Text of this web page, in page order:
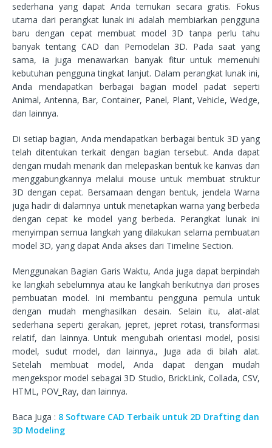
sederhana yang dapat Anda temukan secara gratis. Fokus
utama dari perangkat lunak ini adalah membiarkan pengguna
baru dengan cepat membuat model 3D tanpa perlu tahu
banyak tentang CAD dan Pemodelan 3D. Pada saat yang
sama, ia juga menawarkan banyak fitur untuk memenuhi
kebutuhan pengguna tingkat lanjut. Dalam perangkat lunak ini,
Anda mendapatkan berbagai bagian model padat seperti
Animal, Antenna, Bar, Container, Panel, Plant, Vehicle, Wedge,
dan lainnya.
Di setiap bagian, Anda mendapatkan berbagai bentuk 3D yang
telah ditentukan terkait dengan bagian tersebut. Anda dapat
dengan mudah menarik dan melepaskan bentuk ke kanvas dan
menggabungkannya melalui mouse untuk membuat struktur
3D dengan cepat. Bersamaan dengan bentuk, jendela Warna
juga hadir di dalamnya untuk menetapkan warna yang berbeda
dengan cepat ke model yang berbeda. Perangkat lunak ini
menyimpan semua langkah yang dilakukan selama pembuatan
model 3D, yang dapat Anda akses dari Timeline Section.
Menggunakan Bagian Garis Waktu, Anda juga dapat berpindah
ke langkah sebelumnya atau ke langkah berikutnya dari proses
pembuatan model. Ini membantu pengguna pemula untuk
dengan mudah menghasilkan desain. Selain itu, alat-alat
sederhana seperti gerakan, jepret, jepret rotasi, transformasi
relatif, dan lainnya. Untuk mengubah orientasi model, posisi
model, sudut model, dan lainnya., Juga ada di bilah alat.
Setelah membuat model, Anda dapat dengan mudah
mengekspor model sebagai 3D Studio, BrickLink, Collada, CSV,
HTML, POV_Ray, dan lainnya.
Baca Juga : 8 Software CAD Terbaik untuk 2D Drafting dan
3D Modeling